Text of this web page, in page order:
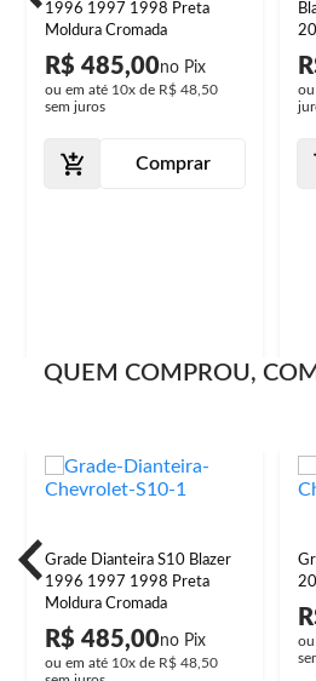
1996 1997 1998 Preta
Moldura Cromada
R$ 485,00
ou em até 10x de R$ 48,50
sem juros
Comprar
ou
QUEM COMPROU,
Grade Dianteira S10 Blazer
1996 1997 1998 Preta
Moldura Cromada
R$ 485,00
ou em até 10x de R$ 48,50
ou